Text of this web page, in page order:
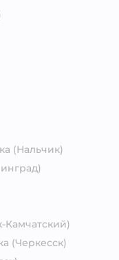
(Нальчик)
Камчатский)
(Черкесск)